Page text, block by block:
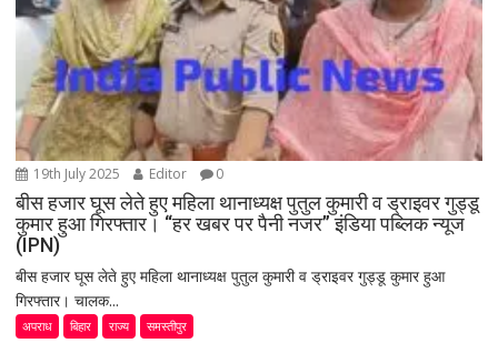
19th July 2025 Editor 0
बीस हजार घूस लेते हुए महिला थानाध्यक्ष पुतुल कुमारी व ड्राइवर गुड्डू
कुमार हुआ गिरफ्तार। “हर खबर पर पैनी नजर” इंडिया पब्लिक न्यूज
(IPN)
बीस हजार घूस लेते हुए महिला थानाध्यक्ष पुतुल कुमारी व ड्राइवर गुड्डू कुमार हुआ
गिरफ्तार। चालक...
अपराध बिहार राज्य समस्तीपुर